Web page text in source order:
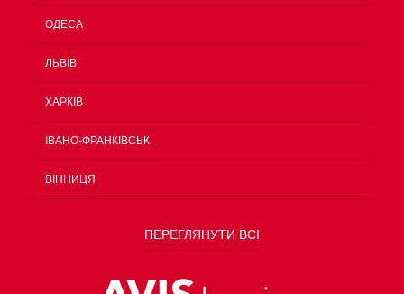
ОДЕСА
ЛЬВІВ
ХАРКІВ
ІВАНО-ФРАНКІВСЬК
ВІННИЦЯ
ПЕРЕГЛЯНУТИ ВСІ